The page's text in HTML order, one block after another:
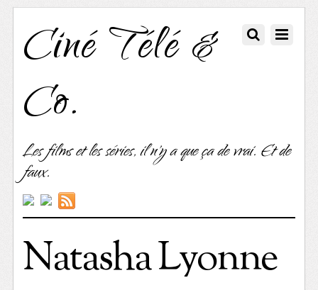
Ciné Télé &
Co.
Les films et les séries, il n'y a que ça de vrai. Et de
faux.
Natasha Lyonne